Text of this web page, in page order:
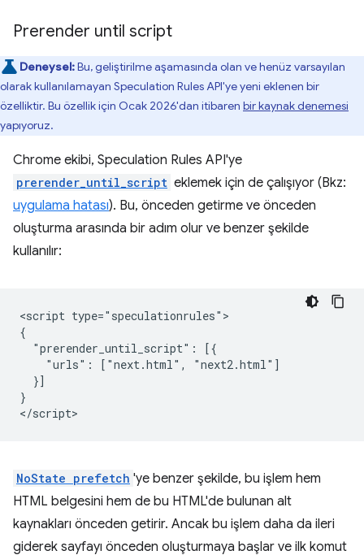
Prerender until script
Deneysel:Bu, geliştirilme aşamasında olan ve henüz varsayılan
olarak kullanılamayan Speculation Rules API'ye yeni eklenen bir
özelliktir. Bu özellik için Ocak 2026'dan itibaren bir kaynak denemesi
yapıyoruz.
Chrome ekibi, Speculation Rules API'ye
prerender_until_script eklemek için de çalışıyor (Bkz:
uygulama hatası). Bu, önceden getirme ve önceden
oluşturma arasında bir adım olur ve benzer şekilde
kullanılır:
<script type="speculationrules">
{
  "prerender_until_script": [{
    "urls": ["next.html", "next2.html"]
  }]
}
NoState prefetch 'ye benzer şekilde, bu işlem hem
HTML belgesini hem de bu HTML'de bulunan alt
kaynakları önceden getirir. Ancak bu işlem daha da ileri
giderek sayfayı önceden oluşturmaya başlar ve ilk komut